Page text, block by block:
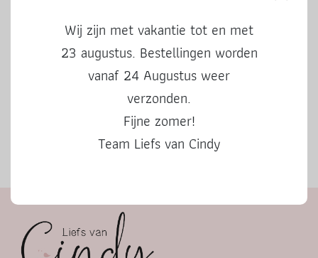
Wij zijn met vakantie tot en met
23 augustus. Bestellingen worden
vanaf 24 Augustus weer
verzonden.
Fijne zomer!
Team Liefs van Cindy